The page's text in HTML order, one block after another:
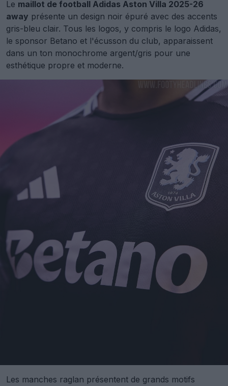
Le maillot de football Adidas Aston Villa 2025-26
away présente un design noir épuré avec des accents
gris-bleu clair. Tous les logos, y compris le logo Adidas,
le sponsor Betano et l'écusson du club, apparaissent
dans un ton monochrome argent/gris pour une
esthétique propre et moderne.
Les manches raglan présentent de grands motifs